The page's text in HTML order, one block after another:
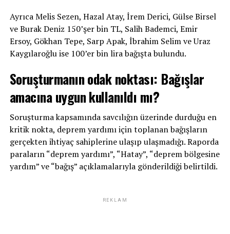
Ayrıca Melis Sezen, Hazal Atay, İrem Derici, Gülse Birsel
ve Burak Deniz 150’şer bin TL, Salih Bademci, Emir
Ersoy, Gökhan Tepe, Sarp Apak, İbrahim Selim ve Uraz
Kaygılaroğlu ise 100’er bin lira bağışta bulundu.
Soruşturmanın odak noktası: Bağışlar
amacına uygun kullanıldı mı?
Soruşturma kapsamında savcılığın üzerinde durduğu en
kritik nokta, deprem yardımı için toplanan bağışların
gerçekten ihtiyaç sahiplerine ulaşıp ulaşmadığı. Raporda
paraların “deprem yardımı”, “Hatay”, “deprem bölgesine
yardım” ve “bağış” açıklamalarıyla gönderildiği belirtildi.
REKLAM